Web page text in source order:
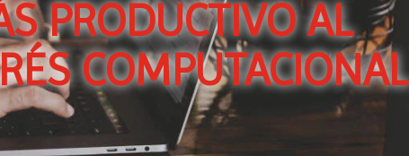
PRODUCTIVO AL
COMPUTACIONAL